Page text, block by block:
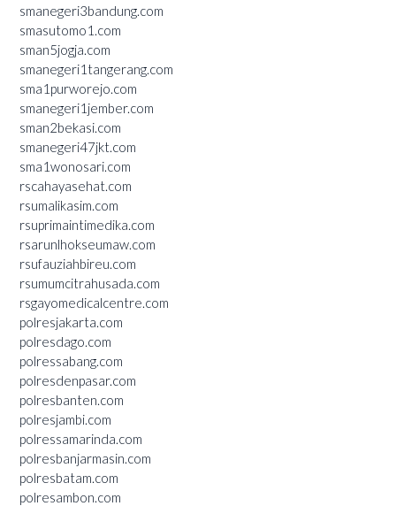
smanegeri3bandung.com
smasutomo1.com
sman5jogja.com
smanegeri1tangerang.com
sma1purworejo.com
smanegeri1jember.com
sman2bekasi.com
smanegeri47jkt.com
sma1wonosari.com
rscahayasehat.com
rsumalikasim.com
rsuprimaintimedika.com
rsarunlhokseumaw.com
rsufauziahbireu.com
rsumumcitrahusada.com
rsgayomedicalcentre.com
polresjakarta.com
polresdago.com
polressabang.com
polresdenpasar.com
polresbanten.com
polresjambi.com
polressamarinda.com
polresbanjarmasin.com
polresbatam.com
polresambon.com